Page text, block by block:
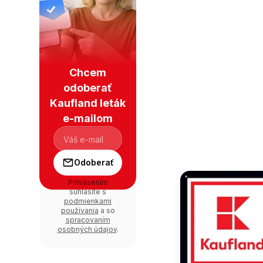
Chcem
odoberať
Kaufland leták
e-mailom
Odoberať
Prihlásením
súhlasíte s
podmienkami
používania a so
spracovaním
osobných údajov.